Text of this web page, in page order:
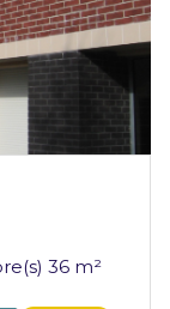
Appartement 2 pièce(s) 1 chambre(s) 36 m²